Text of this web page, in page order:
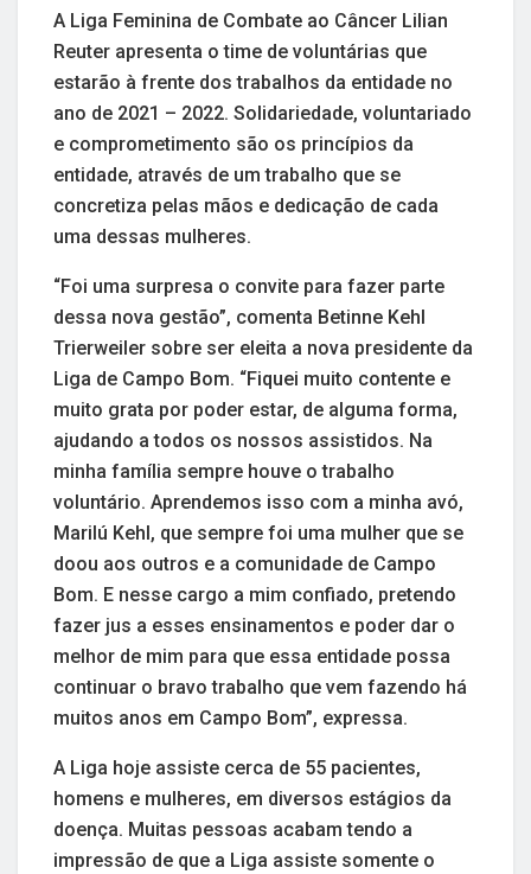
A Liga Feminina de Combate ao Câncer Lilian
Reuter apresenta o time de voluntárias que
estarão à frente dos trabalhos da entidade no
ano de 2021 – 2022. Solidariedade, voluntariado
e comprometimento são os princípios da
entidade, através de um trabalho que se
concretiza pelas mãos e dedicação de cada
uma dessas mulheres.
“Foi uma surpresa o convite para fazer parte
dessa nova gestão”, comenta Betinne Kehl
Trierweiler sobre ser eleita a nova presidente da
Liga de Campo Bom. “Fiquei muito contente e
muito grata por poder estar, de alguma forma,
ajudando a todos os nossos assistidos. Na
minha família sempre houve o trabalho
voluntário. Aprendemos isso com a minha avó,
Marilú Kehl, que sempre foi uma mulher que se
doou aos outros e a comunidade de Campo
Bom. E nesse cargo a mim confiado, pretendo
fazer jus a esses ensinamentos e poder dar o
melhor de mim para que essa entidade possa
continuar o bravo trabalho que vem fazendo há
muitos anos em Campo Bom”, expressa.
A Liga hoje assiste cerca de 55 pacientes,
homens e mulheres, em diversos estágios da
doença. Muitas pessoas acabam tendo a
impressão de que a Liga assiste somente o